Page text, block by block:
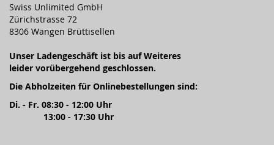
Swiss Unlimited GmbH
Zürichstrasse 72
8306 Wangen Brüttisellen
Unser Ladengeschäft ist bis auf Weiteres
leider vorübergehend geschlossen.
Die Abholzeiten für Onlinebestellungen sind:
Di. - Fr. 08:30 - 12:00 Uhr
13:00 - 17:30 Uhr